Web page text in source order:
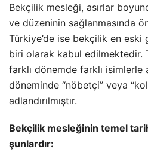
Bekçilik mesleği, asırlar
ve düzeninin sağlanmasında
Türkiye’de ise bekçilik en
biri olarak kabul edilmektedir.
farklı dönemde farklı isimlerle
döneminde “nöbetçi” veya
adlandırılmıştır.
Bekçilik mesleğinin temel
şunlardır: